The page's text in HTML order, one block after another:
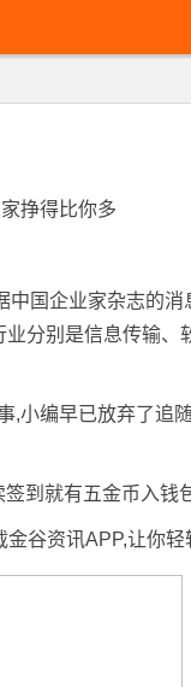
挣得比你多
国企业家杂志的
分别是信息传输
,小编早已放弃了
到就有五金币入
谷资讯APP,让你